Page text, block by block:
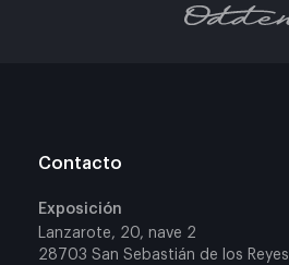
Contacto
Exposición
Lanzarote, 20, nave 2
28703 San Sebastián de los Reyes